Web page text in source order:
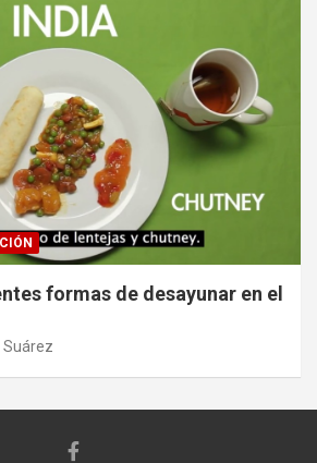
formas de desayunar en el
Suárez